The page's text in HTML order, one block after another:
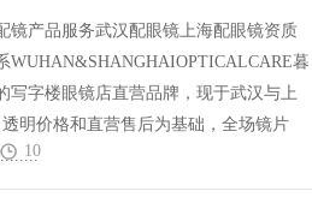
产品服务武汉配眼镜上海配眼镜资质
WUHAN&SHANGHAIOPTICALCARE暮
字楼眼镜店直营品牌，现于武汉与上
明价格和直营售后为基础，全场镜片
10